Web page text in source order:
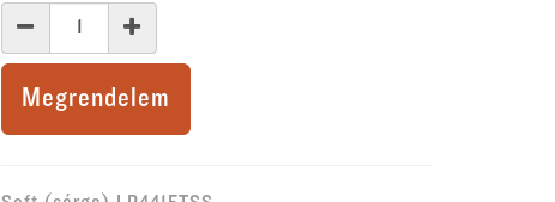
Megrendelem